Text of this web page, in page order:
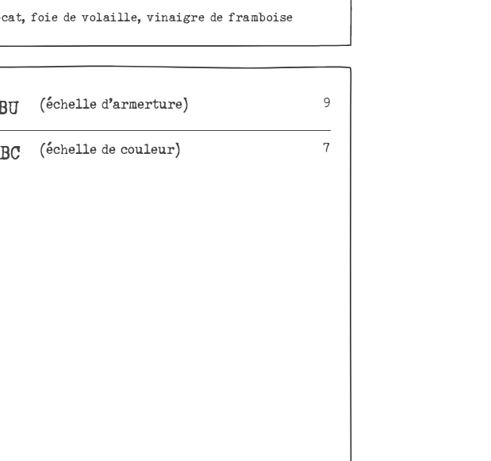
foie de volaille, vinaigre de framboise
(échelle d’armerture) 9
(échelle de couleur) 7